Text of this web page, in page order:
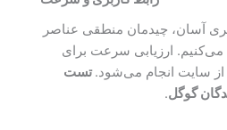
آسان، چیدمان منطقی عناصر
ارزیابی سرعت برای
سایت انجام می‌شود.تست
گوگل.